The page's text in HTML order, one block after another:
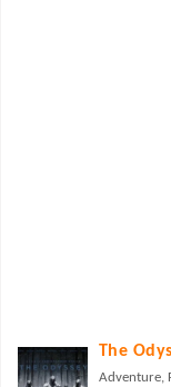
The
Adventure,